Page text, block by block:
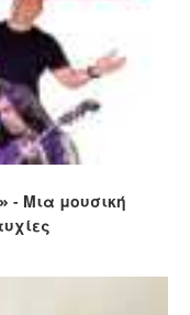
- Μια μουσική